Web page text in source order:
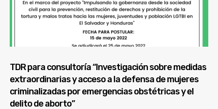
TDR para consultoría “Investigación sobre medidas
extraordinarias y acceso a la defensa de mujeres
criminalizadas por emergencias obstétricas y el
delito de aborto”